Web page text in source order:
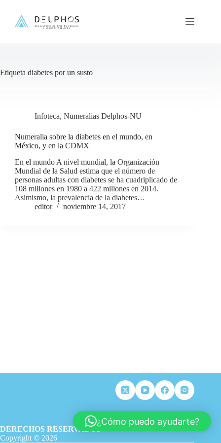
contenido
Etiqueta diabetes por un susto
Infoteca, Numeralias Delphos-NU
Numeralia sobre la diabetes en el mundo, en
México, y en la CDMX
En el mundo A nivel mundial, la Organización
Mundial de la Salud estima que el número de
personas adultas con diabetes se ha cuadriplicado de
108 millones en 1980 a 422 millones en 2014.
Asimismo, la prevalencia de la diabetes…
editor
noviembre 14, 2017
DERECHOS RESERVADOS
Copyright © 2026
¿Cómo puedo ayudarte?